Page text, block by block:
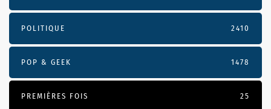
POLITIQUE 2410
POP & GEEK 1478
PREMIÈRES FOIS 25